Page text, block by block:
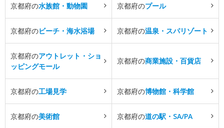
京都府の水族館・動物園 京都府のプール
京都府のビーチ・海水浴場 京都府の温泉・スパリゾート
京都府のアウトレット・ショ
ッピングモール
京都府の商業施設・百貨店
京都府の工場見学 京都府の博物館・科学館
京都府の美術館 京都府の道の駅・SA/PA